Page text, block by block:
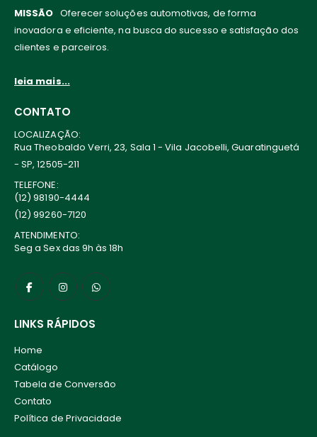
MISSÃO Oferecer soluções automotivas, de forma
inovadora e eficiente, na busca do sucesso e satisfação dos
clientes e parceiros.
leia mais...
CONTATO
LOCALIZAÇÃO:
Rua Theobaldo Verri, 23, Sala 1 - Vila Jacobelli, Guaratinguetá
- SP, 12505-211
TELEFONE:
(12) 98190-4444
(12) 99260-7120
ATENDIMENTO:
Seg a Sex das 9h às 18h
LINKS RÁPIDOS
Home
Catálogo
Tabela de Conversão
Contato
Política de Privacidade